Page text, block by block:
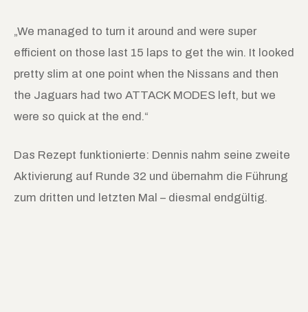
„We managed to turn it around and were super
efficient on those last 15 laps to get the win. It looked
pretty slim at one point when the Nissans and then
the Jaguars had two ATTACK MODES left, but we
were so quick at the end.“
Das Rezept funktionierte: Dennis nahm seine zweite
Aktivierung auf Runde 32 und übernahm die Führung
zum dritten und letzten Mal – diesmal endgültig.